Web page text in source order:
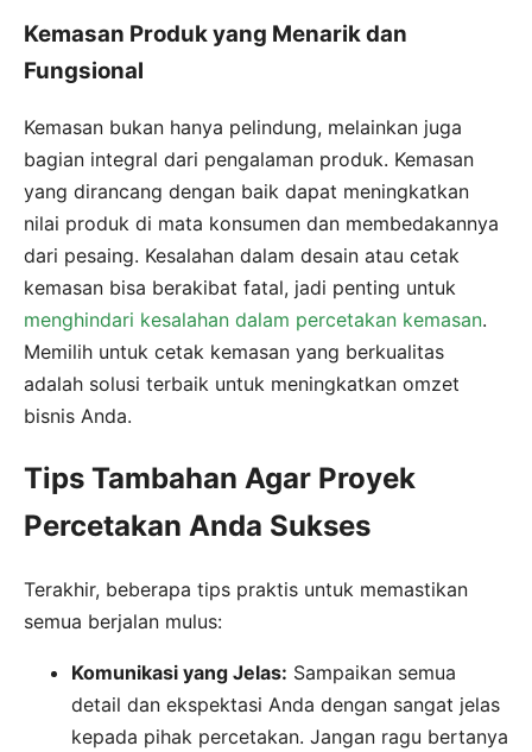
Kemasan Produk yang Menarik dan
Fungsional
Kemasan bukan hanya pelindung, melainkan juga
bagian integral dari pengalaman produk. Kemasan
yang dirancang dengan baik dapat meningkatkan
nilai produk di mata konsumen dan membedakannya
dari pesaing. Kesalahan dalam desain atau cetak
kemasan bisa berakibat fatal, jadi penting untuk
menghindari kesalahan dalam percetakan kemasan.
Memilih untuk cetak kemasan yang berkualitas
adalah solusi terbaik untuk meningkatkan omzet
bisnis Anda.
Tips Tambahan Agar Proyek
Percetakan Anda Sukses
Terakhir, beberapa tips praktis untuk memastikan
semua berjalan mulus:
Komunikasi yang Jelas: Sampaikan semua
detail dan ekspektasi Anda dengan sangat jelas
kepada pihak percetakan. Jangan ragu bertanya